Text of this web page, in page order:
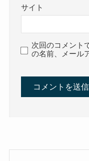
サイト
次回のコメント
の名前、メール